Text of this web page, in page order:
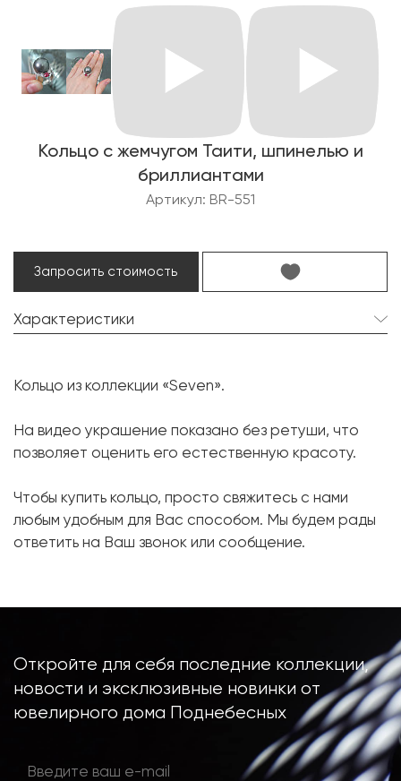
Кольцо с жемчугом Таити, шпинелью и
бриллиантами
Артикул: BR-551
Запросить стоимость
Характеристики
Форма:
Шпинель:
1 шт. 0.40 карат.
Форма огранки:
Кушон
Бриллиант:
30 шт. 0.45 карат.
Форма огранки:
Круг
Белое золото, 750 проба
Размер:
17
Кольцо из коллекции «Seven».
На видео украшение показано без ретуши, что
позволяет оценить его естественную красоту.
Чтобы купить кольцо, просто свяжитесь с нами
любым удобным для Вас способом. Мы будем рады
ответить на Ваш звонок или сообщение.
Откройте для себя последние коллекции,
новости и эксклюзивные новинки от
ювелирного дома Поднебесных